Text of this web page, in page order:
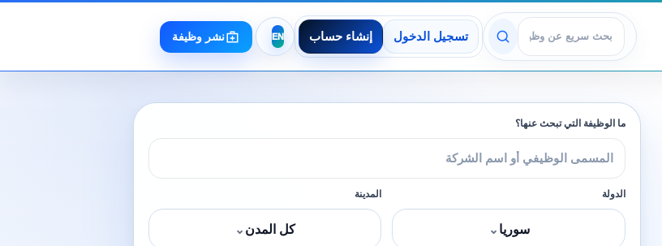
عرض الوظائف
تسجيل الدخول إنشاء حساب نشر وظيفة
ما الوظيفة التي تبحث عنها؟
الدولة
سوريا ⌄
المدينة
كل المدن ⌄